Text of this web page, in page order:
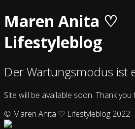
Maren Anita ♡
Lifestyleblog
Der Wartungsmodus ist
Site will be available soon. Thank
© Maren Anita ♡ Lifestyleblog 2022